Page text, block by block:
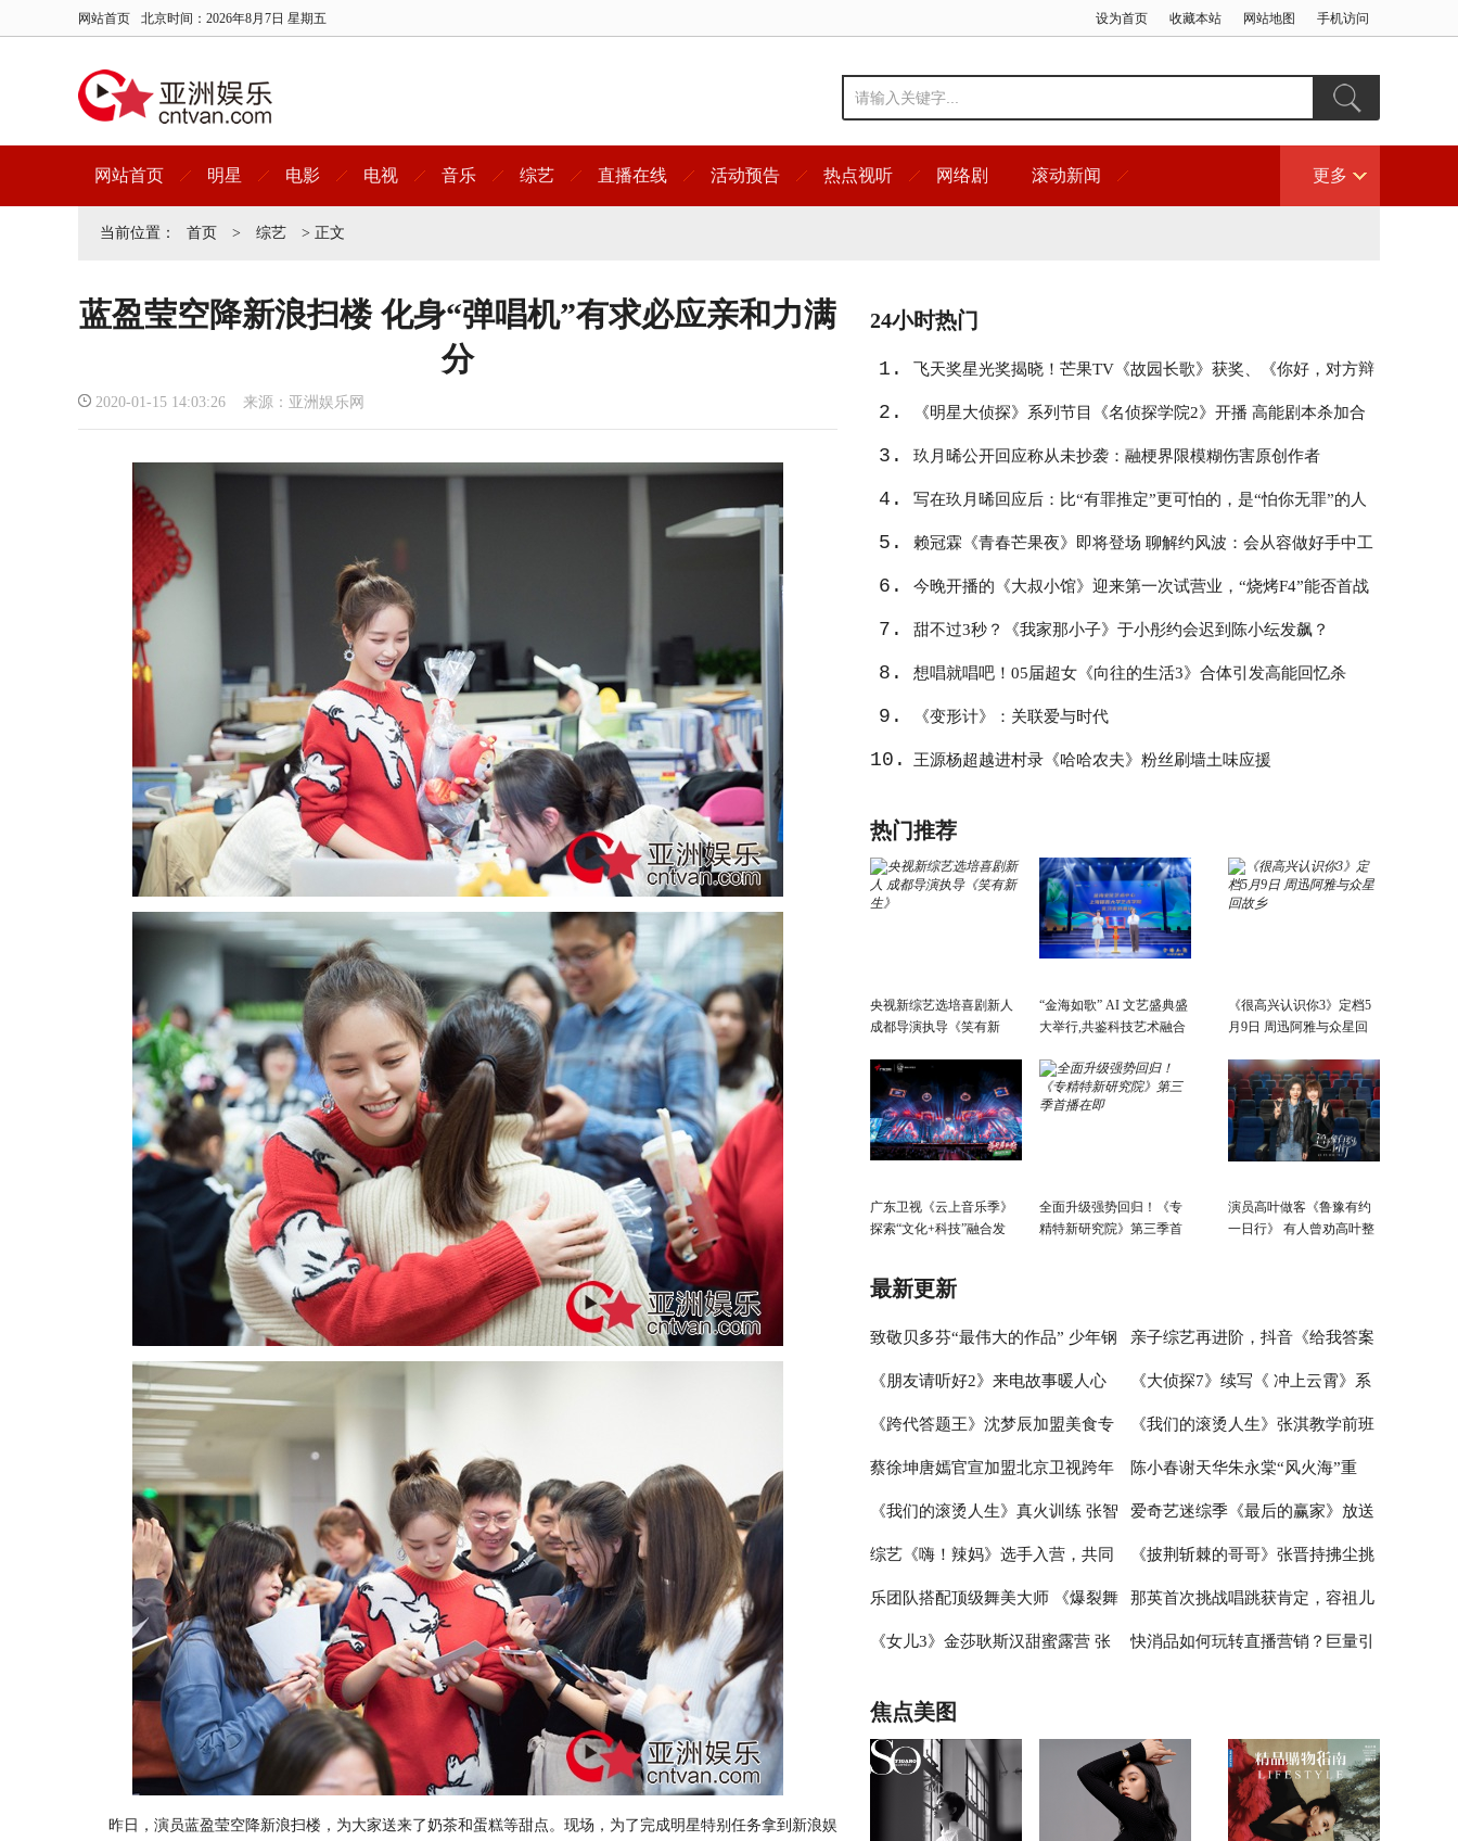
网站首页 北京时间： 2026年8月7日 星期五 设为首页 收藏本站 网站地图 手机访问
网站首页 明星 电影 电视 音乐 综艺 直播在线 活动预告 热点视听 网络剧 滚动新闻 更多
当前位置： 首页 > 综艺 > 正文
蓝盈莹空降新浪扫楼 化身“弹唱机”有求必应亲和力满
分
2020-01-15 14:03:26 来源：亚洲娱乐网
昨日，演员蓝盈莹空降新浪扫楼，为大家送来了奶茶和蛋糕等甜点。现场，为了完成明星特别任务拿到新浪娱
24小时热门
1. 飞天奖星光奖揭晓！芒果TV《故园长歌》获奖、《你好，对方辩
友》入围
2. 《明星大侦探》系列节目《名侦探学院2》开播 高能剧本杀加合
宿真人秀引期待
3. 玖月晞公开回应称从未抄袭：融梗界限模糊伤害原创作者
4. 写在玖月晞回应后：比“有罪推定”更可怕的，是“怕你无罪”的人
心
5. 赖冠霖《青春芒果夜》即将登场 聊解约风波：会从容做好手中工
作
6. 今晚开播的《大叔小馆》迎来第一次试营业，“烧烤F4”能否首战
告捷？
7. 甜不过3秒？《我家那小子》于小彤约会迟到陈小纭发飙？
8. 想唱就唱吧！05届超女《向往的生活3》合体引发高能回忆杀
9. 《变形计》：关联爱与时代
10. 王源杨超越进村录《哈哈农夫》粉丝刷墙土味应援
热门推荐
央视新综艺选培喜剧新人
成都导演执导《笑有新
“金海如歌” AI 文艺盛典盛
大举行,共鉴科技艺术融合
《很高兴认识你3》定档5
月9日 周迅阿雅与众星回
广东卫视《云上音乐季》
探索“文化+科技”融合发
全面升级强势回归！《专
精特新研究院》第三季首
演员高叶做客《鲁豫有约
一日行》 有人曾劝高叶整
最新更新
致敬贝多芬“最伟大的作品” 少年钢
琴家林秉宽 首演音乐会圆满成功
亲子综艺再进阶，抖音《给我答案
吧，妈妈请回答》的爆款逻辑
《朋友请听好2》来电故事暖人心
何炅讲述学霸爱情故事超浪漫
《大侦探7》续写《 冲上云霄》系
列 何炅张若昀邓伦未来感造型太吸
睛
《跨代答题王》沈梦辰加盟美食专
辑，杨迪称现在喝奶茶如同喝粥
《我们的滚烫人生》张淇教学前班
唱歌 张云龙展示球技
蔡徐坤唐嫣官宣加盟北京卫视跨年
冰雪盛典，冰雪舞台绽放青春风采
陈小春谢天华朱永棠“风火海”重
聚，《大湾仔的夜》主题曲嗨爆全
场
《我们的滚烫人生》真火训练 张智
霖挑战体能极限
爱奇艺迷综季《最后的赢家》放送
中 谜题烧脑剧情走心正向价值观引
网友深思
综艺《嗨！辣妈》选手入营，共同
见证“新时代女性”的初级绽放
《披荆斩棘的哥哥》张晋持拂尘挑
战新舞台 尹正半遮面舞扇战斗力拉
满
乐团队搭配顶级舞美大师 《爆裂舞
台》把专业打在公屏上
那英首次挑战唱跳获肯定，容祖儿
被打低分受挫落泪
《女儿3》金莎耿斯汉甜蜜露营 张 快消品如何玩转直播营销？巨量引
焦点美图